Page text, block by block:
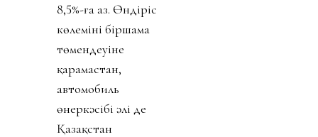
8,5%-ға аз. Өндіріс
көлемінің біршама
төмендеуіне
қарамастан,
автомобиль
өнеркәсібі әлі де
Қазақстан